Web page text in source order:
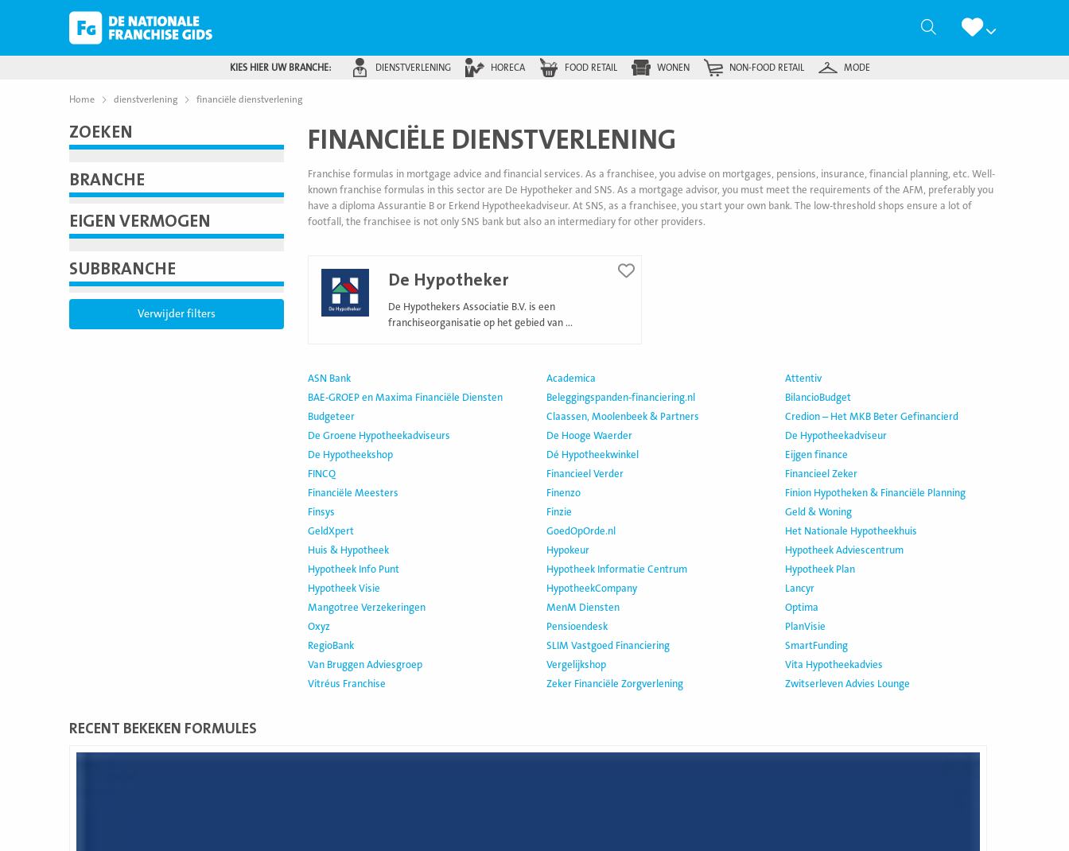
Zoeken
KIES HIER UW BRANCHE: DIENSTVERLENING HORECA FOOD RETAIL WONEN NON-FOOD RETAIL MODE
Home dienstverlening financiële dienstverlening
ZOEKEN
BRANCHE
EIGEN VERMOGEN
SUBBRANCHE
Verwijder filters
FINANCIËLE DIENSTVERLENING
Franchise formulas in mortgage advice and financial services. As a franchisee, you advise on mortgages, pensions, insurance, financial planning, etc. Well-
known franchise formulas in this sector are De Hypotheker and SNS. As a mortgage advisor, you must meet the requirements of the AFM, preferably you
have a diploma Assurantie B or Erkend Hypotheekadviseur. At SNS, as a franchisee, you start your own bank. The low-threshold shops ensure a lot of
footfall, the franchisee is not only SNS bank but also an intermediary for other providers.
De Hypotheker
De Hypothekers Associatie B.V. is een
franchiseorganisatie op het gebied van ...
meer
ASN Bank Academica
Attentiv
BAE-GROEP en Maxima Financiële Diensten
Beleggingspanden-financiering.nl
BilancioBudget
Budgeteer
Claassen, Moolenbeek & Partners
Credion – Het MKB Beter Gefinancierd
De Groene Hypotheekadviseurs
De Hooge Waerder
De Hypotheekadviseur
De Hypotheekshop
Dé Hypotheekwinkel
Eijgen finance
FINCQ
Financieel Verder
Financieel Zeker
Financiële Meesters
Finenzo
Finion Hypotheken & Financiële Planning
Finsys
Finzie
Geld & Woning
GeldXpert
GoedOpOrde.nl
Het Nationale Hypotheekhuis
Huis & Hypotheek
Hypokeur
Hypotheek Adviescentrum
Hypotheek Info Punt
Hypotheek Informatie Centrum
Hypotheek Plan
Hypotheek Visie
HypotheekCompany
Lancyr
Mangotree Verzekeringen
MenM Diensten
Optima
Oxyz
Pensioendesk
PlanVisie
RegioBank
SLIM Vastgoed Financiering
SmartFunding
Van Bruggen Adviesgroep
Vergelijkshop
Vita Hypotheekadvies
Vitréus Franchise
Zeker Financiële Zorgverlening Zwitserleven Advies Lounge
RECENT BEKEKEN FORMULES
Lees